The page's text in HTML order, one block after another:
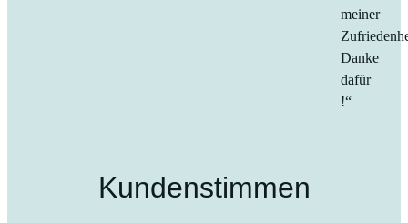
meiner
Danke
dafür
!“
Kundenstimmen